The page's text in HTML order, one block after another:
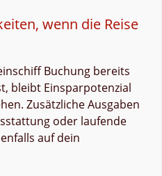
wenn die Reise
Buchung bereits
bleibt Einsparpotenzial
Zusätzliche Ausgaben
oder laufende
auf dein